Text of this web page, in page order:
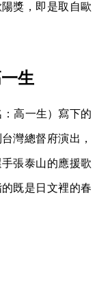
獎，即是取自歐
生
：高一生）寫下的
灣總督府演出，
張泰山的應援歌
既是日文裡的春